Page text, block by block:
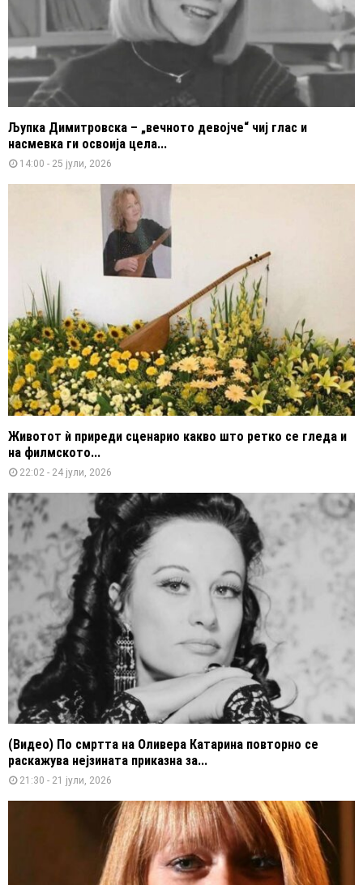
Љупка Димитровска – „вечното девојче“ чиј глас и
насмевка ги освоија цела...
14:00 - 25 јули, 2026
Животот ѝ приреди сценарио какво што ретко се гледа и
на филмското...
22:02 - 24 јули, 2026
(Видео) По смртта на Оливера Катарина повторно се
раскажува нејзината приказна за...
21:30 - 21 јули, 2026